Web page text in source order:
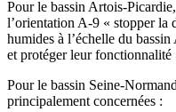
Pour le bassin Artois-
l’orientation A-9 « stopper la
humides à l’échelle du
et protéger leur
Pour le bassin Seine-
principalement concernées :